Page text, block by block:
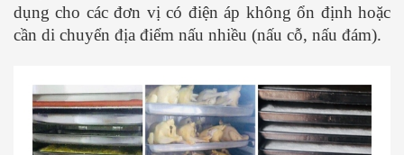
dụng cho các đơn vị có điện áp không ổn định hoặc
cần di chuyển địa điểm nấu nhiều (nấu cỗ, nấu đám).